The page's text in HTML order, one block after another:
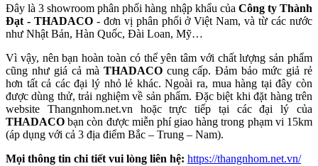
Đây là 3 showroom phân phối hàng nhập khẩu của Công ty Thành
Đạt - THADACO- đơn vị phân phối ở Việt Nam, và từ các nước
như Nhật Bản, Hàn Quốc, Đài Loan, Mỹ…
Vì vậy, nên bạn hoàn toàn có thể yên tâm với chất lượng sản phẩm
cũng như giá cả mà THADACOcung cấp. Đảm bảo mức giả rẻ
hơn tất cả các đại lý nhỏ lẻ khác. Ngoài ra, mua hàng tại đây còn
được dùng thử, trải nghiệm về sản phẩm. Đặc biệt khi đặt hàng trên
website Thangnhom.net.vn hoặc trực tiếp tại các đại lý của
THADACO bạn còn được miễn phí giao hàng trong phạm vi 15km
(áp dụng với cả 3 địa điểm Bắc – Trung – Nam).
Mọi thông tin chi tiết vui lòng liên hệ: https://thangnhom.net.vn/